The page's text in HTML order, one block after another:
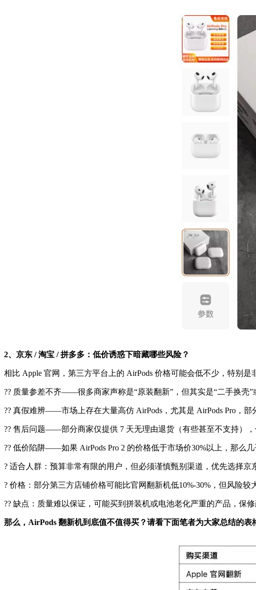
2、京东 / 淘宝 / 拼多多：低价诱惑下暗藏哪些风险？
相比 Apple 官网，第三方平台上的 AirPods 价格可能会低不少，特别
?? 质量参差不齐——很多商家声称是“原装翻新”，但其实是“二手换壳”
?? 真假难辨——市场上存在大量高仿 AirPods，尤其是 AirPods Pro，
?? 售后问题——部分商家仅提供 7 天无理由退货（有些甚至不支持）
?? 低价陷阱——如果 AirPods Pro 2 的价格低于市场价30%以上，那么几
? 适合人群：预算非常有限的用户，但必须谨慎甄别渠道，优先选择京
? 价格：部分第三方店铺价格可能比官网翻新机低10%-30%，但风险较
?? 缺点：质量难以保证，可能买到拼装机或电池老化严重的产品，保修
那么，AirPods 翻新机到底值不值得买？请看下面笔者为大家总结的表